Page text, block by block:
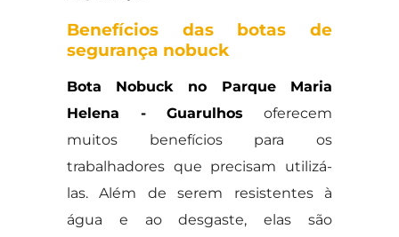
Benefícios das botas de
segurança nobuck
Bota Nobuck no Parque Maria
Helena - Guarulhos oferecem
muitos benefícios para os
trabalhadores que precisam utilizá-
las. Além de serem resistentes à
água e ao desgaste, elas são